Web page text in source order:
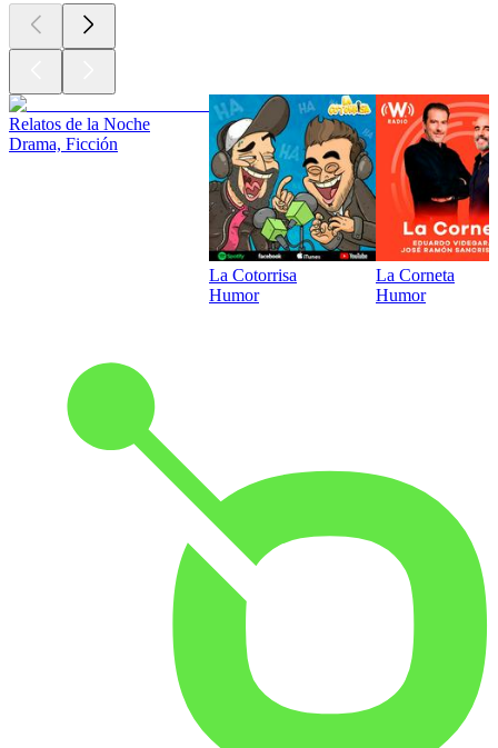
Relatos de la Noche
Drama, Ficción
La Cotorrisa
Humor
La Corneta
Humor